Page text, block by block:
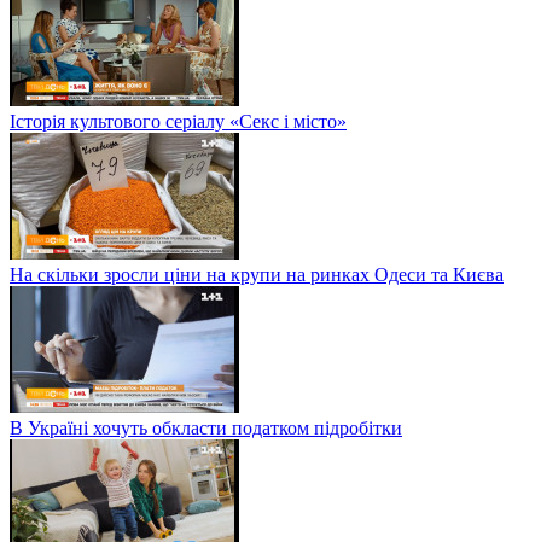
Історія культового серіалу «Секс і місто»
На скільки зросли ціни на крупи на ринках Одеси та Києва
В Україні хочуть обкласти податком підробітки